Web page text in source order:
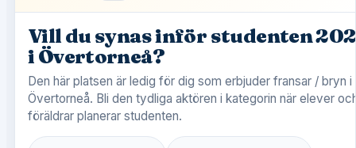
Vill du synas inför studenten
i Övertorneå?
Den här platsen är ledig för dig som erbjuder fransar / bryn i
Övertorneå. Bli den tydliga aktören i kategorin när elever
föräldrar planerar studenten.